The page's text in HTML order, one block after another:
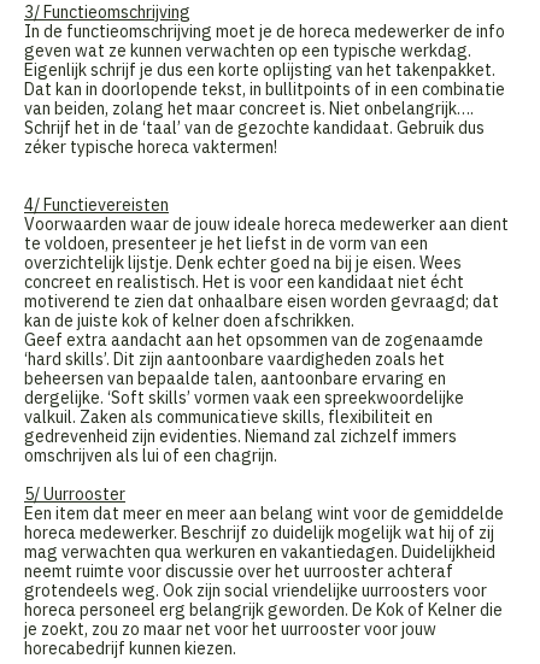
3/ Functieomschrijving
In de functieomschrijving moet je de horeca medewerker de info
geven wat ze kunnen verwachten op een typische werkdag.
Eigenlijk schrijf je dus een korte oplijsting van het takenpakket.
Dat kan in doorlopende tekst, in bullitpoints of in een combinatie
van beiden, zolang het maar concreet is. Niet onbelangrijk….
Schrijf het in de ‘taal’ van de gezochte kandidaat. Gebruik dus
zéker typische horeca vaktermen!
4/ Functievereisten
Voorwaarden waar de jouw ideale horeca medewerker aan dient
te voldoen, presenteer je het liefst in de vorm van een
overzichtelijk lijstje. Denk echter goed na bij je eisen. Wees
concreet en realistisch. Het is voor een kandidaat niet écht
motiverend te zien dat onhaalbare eisen worden gevraagd; dat
kan de juiste kok of kelner doen afschrikken.
Geef extra aandacht aan het opsommen van de zogenaamde
‘hard skills’. Dit zijn aantoonbare vaardigheden zoals het
beheersen van bepaalde talen, aantoonbare ervaring en
dergelijke. ‘Soft skills’ vormen vaak een spreekwoordelijke
valkuil. Zaken als communicatieve skills, flexibiliteit en
gedrevenheid zijn evidenties. Niemand zal zichzelf immers
omschrijven als lui of een chagrijn.
5/ Uurrooster
Een item dat meer en meer aan belang wint voor de gemiddelde
horeca medewerker. Beschrijf zo duidelijk mogelijk wat hij of zij
mag verwachten qua werkuren en vakantiedagen. Duidelijkheid
neemt ruimte voor discussie over het uurrooster achteraf
grotendeels weg. Ook zijn social vriendelijke uurroosters voor
horeca personeel erg belangrijk geworden. De Kok of Kelner die
je zoekt, zou zo maar net voor het uurrooster voor jouw
horecabedrijf kunnen kiezen.